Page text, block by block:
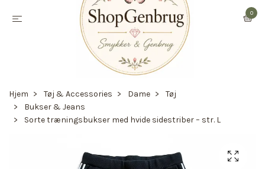
0
Hjem Tøj & Accessories Dame
Tøj
Bukser & Jeans
Sorte træningsbukser med hvide sidestriber – str. L